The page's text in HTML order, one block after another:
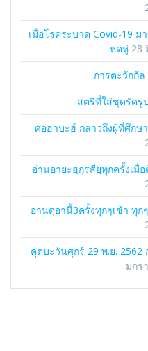
เมื่อโรคระบาด Covid-19
หดหู่ 28
การตะวักกัล
สตรีที่ใส่ชุดรัดรูป
ศอฮาบะฮ์ กล่าวถึงผู้ที่ศึกษ
อ่านอายะฮฺกุรสียฺทุกครั้งเมื่
อ่านดุอานี้3ครั้งทุกๆเช้า ทุก
คุ​ตบะ​วัน​ศุกร์​ 29 พ.ย.
มกร